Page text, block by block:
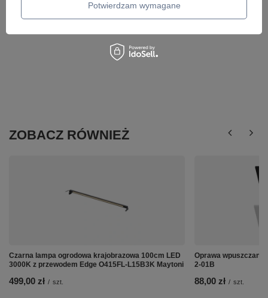
ZOBACZ RÓWNIEŻ
Czarna lampa ogrodowa krajobrazowa 100cm LED
3000K z przewodem Edge O415FL-L15B3K Maytoni
499,00 zł / szt.
Oprawa wpuszczana
2-01B
88,00 zł / szt.
Potwierdzam wymagane